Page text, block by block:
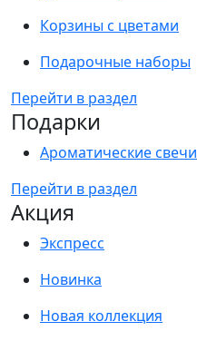
Корзины с цветами
Подарочные наборы
Перейти в раздел
Подарки
Ароматические свечи
Перейти в раздел
Акция
Экспресс
Новинка
Новая коллекция